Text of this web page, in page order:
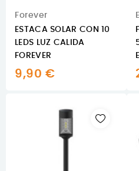
Forever
ESTACA SOLAR CON 10
LEDS LUZ CALIDA
FOREVER
9,90 €